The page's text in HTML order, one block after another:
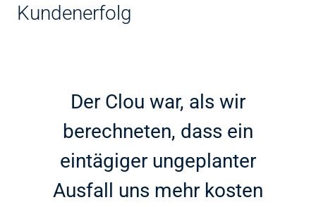
Kundenerfolg
Der Clou war, als wir
berechneten, dass ein
eintägiger ungeplanter
Ausfall uns mehr kosten